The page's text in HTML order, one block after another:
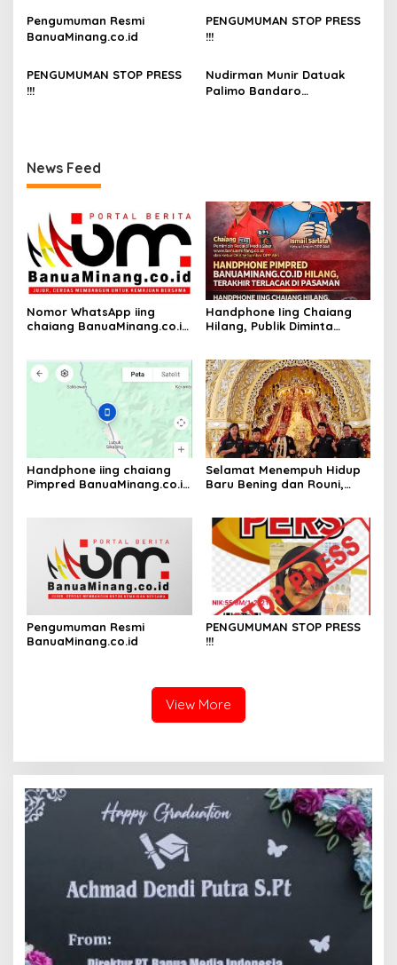
yang Sakinah Mawadah
dan Warahmah
Pengumuman Resmi
BanuaMinang.co.id
PENGUMUMAN STOP PRESS
!!!
PENGUMUMAN STOP PRESS
!!!
Nudirman Munir Datuak
Palimo Bandaro
News Feed
Nomor WhatsApp iing
chaiang BanuaMinang.co.id
Handphone Iing Chaiang
Hilang, Publik Diminta
Handphone iing chaiang
Pimpred BanuaMinang.co.id
Selamat Menempuh Hidup
Baru Bening dan Rouni,
dan Warahmah
Pengumuman Resmi
BanuaMinang.co.id
PENGUMUMAN STOP PRESS
!!!
View More